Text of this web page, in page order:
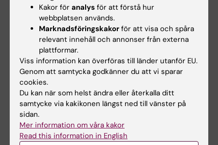
Hade du nytta av informationen på denna sida?
Yes
No
Redaktör:Nilla Karlsson
Sidan uppdaterad:2025-10-08
Dela
Kakor för analys för att förstå hur
webbplatsen används.
Marknadsföringskakor för att visa och spåra
relevant innehåll och annonser från externa
plattformar.
Viss information kan överföras till länder utanför EU.
Genom att samtycka godkänner du att vi sparar
cookies.
Du kan när som helst ändra eller återkalla ditt
samtycke via kakikonen längst ned till vänster på
sidan.
Mer information om våra kakor
Read this information in English